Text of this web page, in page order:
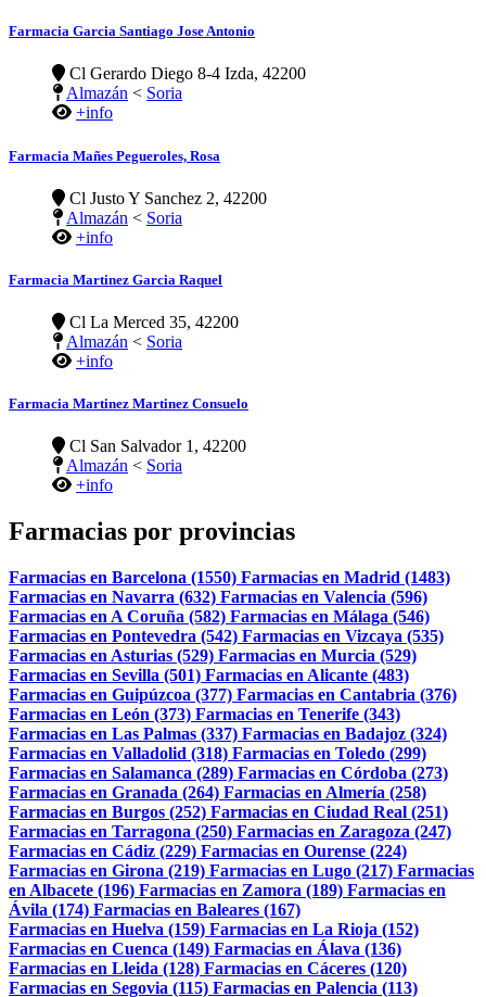
Farmacia Garcia Santiago Jose Antonio
Cl Gerardo Diego 8-4 Izda, 42200
Almazán < Soria
+info
Farmacia Mañes Pegueroles, Rosa
Cl Justo Y Sanchez 2, 42200
Almazán < Soria
+info
Farmacia Martinez Garcia Raquel
Cl La Merced 35, 42200
Almazán < Soria
+info
Farmacia Martinez Martinez Consuelo
Cl San Salvador 1, 42200
Almazán < Soria
+info
Farmacias por provincias
Farmacias en Barcelona (1550) Farmacias en Madrid (1483)
Farmacias en Navarra (632) Farmacias en Valencia (596)
Farmacias en A Coruña (582) Farmacias en Málaga (546)
Farmacias en Pontevedra (542) Farmacias en Vizcaya (535)
Farmacias en Asturias (529) Farmacias en Murcia (529)
Farmacias en Sevilla (501) Farmacias en Alicante (483)
Farmacias en Guipúzcoa (377) Farmacias en Cantabria (376)
Farmacias en León (373) Farmacias en Tenerife (343)
Farmacias en Las Palmas (337) Farmacias en Badajoz (324)
Farmacias en Valladolid (318) Farmacias en Toledo (299)
Farmacias en Salamanca (289) Farmacias en Córdoba (273)
Farmacias en Granada (264) Farmacias en Almería (258)
Farmacias en Burgos (252) Farmacias en Ciudad Real (251)
Farmacias en Tarragona (250) Farmacias en Zaragoza (247)
Farmacias en Cádiz (229) Farmacias en Ourense (224)
Farmacias en Girona (219) Farmacias en Lugo (217) Farmacias
en Albacete (196) Farmacias en Zamora (189) Farmacias en
Ávila (174) Farmacias en Baleares (167)
Farmacias en Huelva (159) Farmacias en La Rioja (152)
Farmacias en Cuenca (149) Farmacias en Álava (136)
Farmacias en Lleida (128) Farmacias en Cáceres (120)
Farmacias en Segovia (115) Farmacias en Palencia (113)